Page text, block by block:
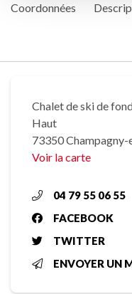
Coordonnées
Chalet de ski de
Haut
73350 Champagny-
Voir la carte
04 79 55 06 55
FACEBOOK
TWITTER
ENVOYER UN